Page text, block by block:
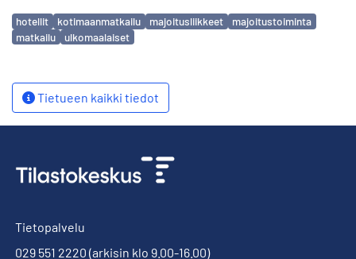
Avainsanat
hotellit kotimaanmatkailu majoitusliikkeet
majoitustoiminta
matkailu
ulkomaalaiset
Tietueen kaikki tiedot
Tietopalvelu
029 551 2220 (arkisin klo 9.00-16.00)